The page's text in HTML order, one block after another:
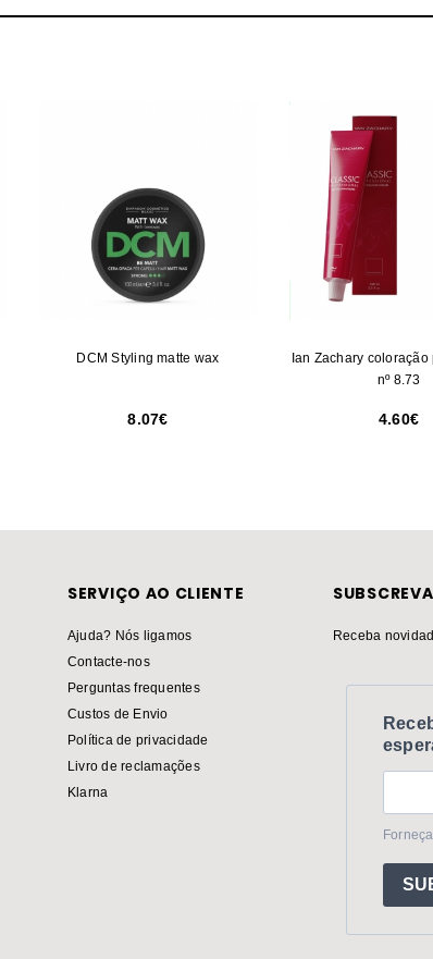
DCM Styling matte wax
8.07
Ian Zachary coloração
nº 8.73
4.60
SERVIÇO AO CLIENTE
Ajuda? Nós ligamos
Contacte-nos
Perguntas frequentes
Custos de Envio
Política de privacidade
Livro de reclamações
Klarna
Receba